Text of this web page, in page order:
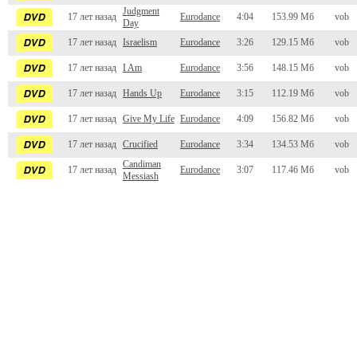
17 лет назад
Judgment
Day
Eurodance 4:04 153.99 Мб vob
17 лет назад Israelism Eurodance 3:26 129.15 Мб vob
17 лет назад I Am Eurodance 3:56 148.15 Мб vob
17 лет назад Hands Up Eurodance 3:15 112.19 Мб vob
17 лет назад Give My Life Eurodance 4:09 156.82 Мб vob
17 лет назад Crucified Eurodance 3:34 134.53 Мб vob
17 лет назад
Candiman
Messiash
Eurodance 3:07 117.46 Мб vob